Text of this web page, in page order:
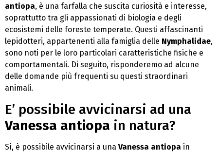
antiopa, è una farfalla che suscita curiosità e interesse,
soprattutto tra gli appassionati di biologia e degli
ecosistemi delle foreste temperate. Questi affascinanti
lepidotteri, appartenenti alla famiglia delle Nymphalidae,
sono noti per le loro particolari caratteristiche fisiche e
comportamentali. Di seguito, risponderemo ad alcune
delle domande più frequenti su questi straordinari
animali.
E’ possibile avvicinarsi ad una
Vanessa antiopa in natura?
Sì, è possibile avvicinarsi a una Vanessa antiopa in